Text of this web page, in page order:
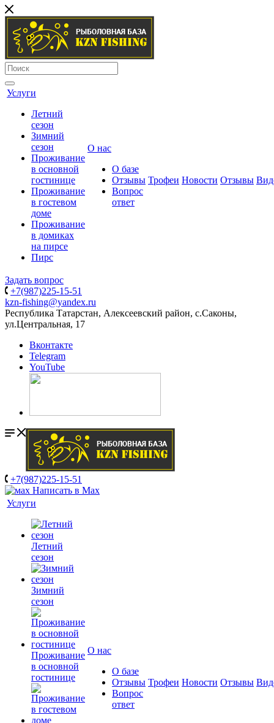
Услуги
Летний
сезон
Зимний
сезон
Проживание
в основной
гостинице
Проживание
в гостевом
доме
Проживание
в домиках
на пирсе
Пирс
О нас
О базе
Отзывы
Вопрос
ответ
Трофеи Новости Отзывы
Задать вопрос
+7(987)225-15-51
kzn-fishing@yandex.ru
Республика Татарстан, Алексеевский район, с.Саконы,
ул.Центральная, 17
Вконтакте
Telegram
YouTube
+7(987)225-15-51
Написать в Мах
Услуги
Летний
сезон
Зимний
сезон
Проживание
в основной
гостинице
О нас
О базе
Отзывы
Вопрос
ответ
Трофеи Новости Отзывы